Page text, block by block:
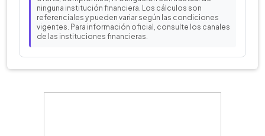
ninguna institución financiera. Los cálculos son
referenciales y pueden variar según las condiciones
vigentes. Para información oficial, consulte los canales
de las instituciones financieras.